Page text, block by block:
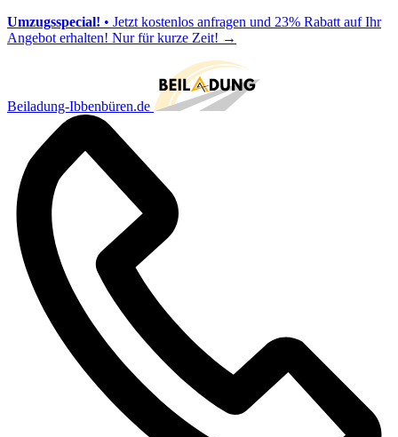
Umzugsspecial! • Jetzt kostenlos anfragen und 23% Rabatt auf Ihr
Angebot erhalten! Nur für kurze Zeit! →
Beiladung-Ibbenbüren.de